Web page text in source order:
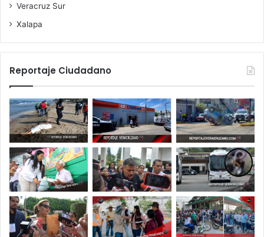
Veracruz Sur
Xalapa
Reportaje Ciudadano